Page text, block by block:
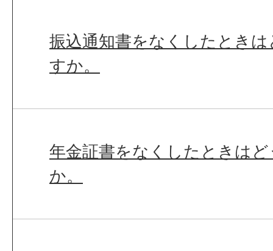
振込通知書をなくしたとき
すか。
年金証書をなくしたときは
か。